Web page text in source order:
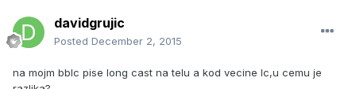
davidgrujic
Posted December 2, 2015
na mojm bblc pise long cast na telu a kod vecine lc,u cemu je